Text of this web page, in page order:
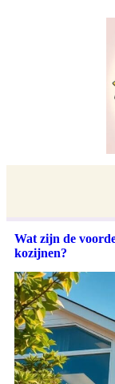
Wat zijn de
kozijnen?